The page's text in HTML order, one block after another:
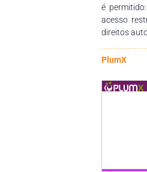
é
acesso
direitos
PlumX